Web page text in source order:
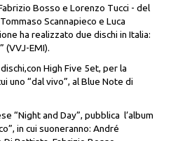
Bosso e Lorenzo Tucci - del
Tommaso Scannapieco e Luca
ha realizzato due dischi in Italia:
(VVJ-EMI).
High Five 5et, per la
uno “dal vivo”, al Blue Note di
“Night and Day”, pubblica l’album
in cui suoneranno: André